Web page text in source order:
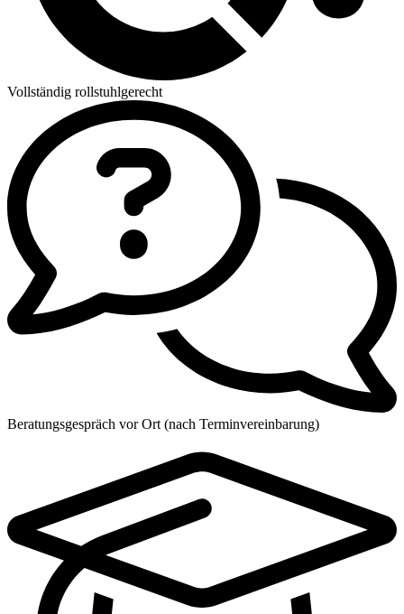
Vollständig rollstuhlgerecht
Beratungsgespräch vor Ort (nach Terminvereinbarung)